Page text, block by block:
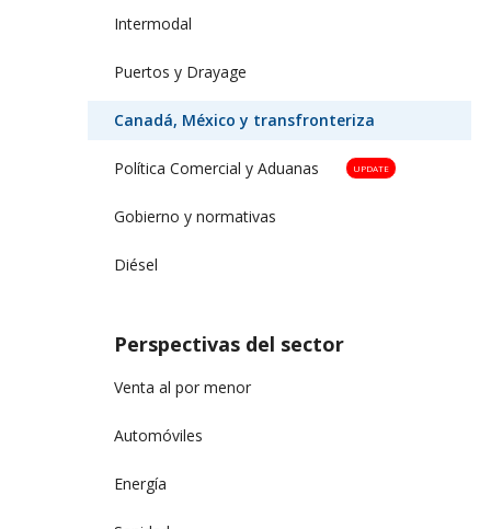
Intermodal
Puertos y Drayage
Canadá, México y transfronteriza
Política Comercial y Aduanas UPDATE
Gobierno y normativas
Diésel
Perspectivas del sector
Venta al por menor
Automóviles
Energía